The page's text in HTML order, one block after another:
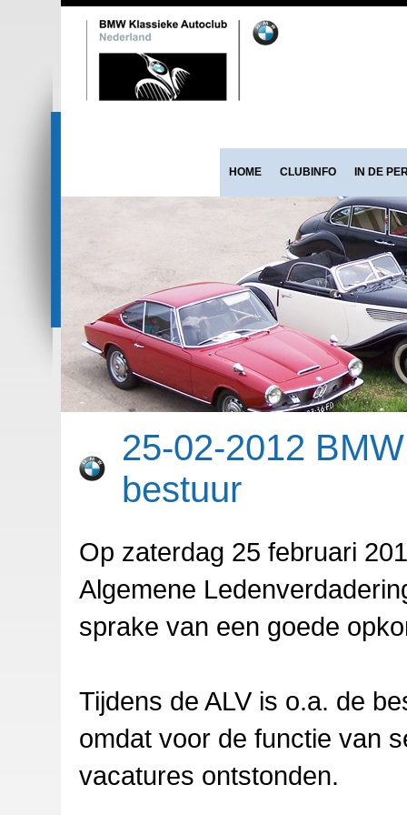
HOME CLUBINFO IN DE
25-02-2012
bestuur
Op zaterdag 25 februari
Algemene
sprake van een goede
Tijdens de ALV is o.a. de
omdat voor de functie van
vacatures ontstonden.